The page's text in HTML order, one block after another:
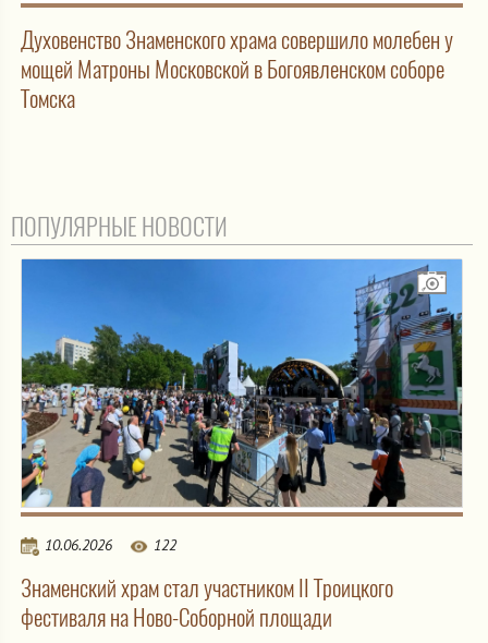
Духовенство Знаменского храма совершило молебен у
мощей Матроны Московской в Богоявленском соборе
Томска
ПОПУЛЯРНЫЕ НОВОСТИ
10.06.2026 122
Знаменский храм стал участником II Троицкого
фестиваля на Ново-Соборной площади